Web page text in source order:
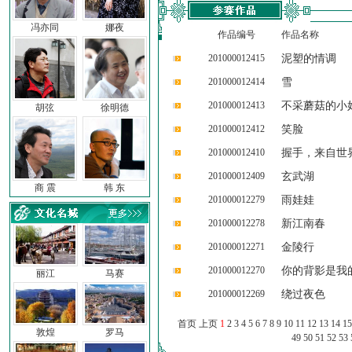
冯亦同 娜夜
胡弦 徐明德
商 震 韩 东
丽江
敦煌
马赛
罗马
作品编号 作品名称
201000012415 泥塑的情调
201000012414 雪
201000012413 不采蘑菇的小
201000012412 笑脸
201000012410 握手，来自世
201000012409 玄武湖
201000012279 雨娃娃
201000012278 新江南春
201000012271 金陵行
201000012270 你的背影是我
201000012269 绕过夜色
首页 上页 1 2 3 4 5 6 7 8 9 10 11 12 13 14 15
49 50 51 52 53